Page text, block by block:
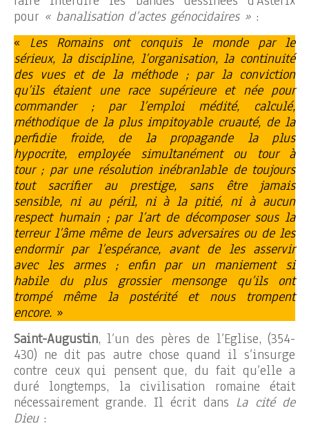
pour « banalisation d’actes génocidaires » :
« Les Romains ont conquis le monde par le
sérieux, la discipline, l’organisation, la continuité
des vues et de la méthode ; par la conviction
qu’ils étaient une race supérieure et née pour
commander ; par l’emploi médité, calculé,
méthodique de la plus impitoyable cruauté, de la
perfidie froide, de la propagande la plus
hypocrite, employée simultanément ou tour à
tour ; par une résolution inébranlable de toujours
tout sacrifier au prestige, sans être jamais
sensible, ni au péril, ni à la pitié, ni à aucun
respect humain ; par l’art de décomposer sous la
terreur l’âme même de leurs adversaires ou de les
endormir par l’espérance, avant de les asservir
avec les armes ; enfin par un maniement si
habile du plus grossier mensonge qu’ils ont
trompé même la postérité et nous trompent
encore. »
Saint-Augustin, l’un des pères de l’Eglise, (354-
430) ne dit pas autre chose quand il s’insurge
contre ceux qui pensent que, du fait qu’elle a
duré longtemps, la civilisation romaine était
nécessairement grande. Il écrit dans La cité de
Dieu: